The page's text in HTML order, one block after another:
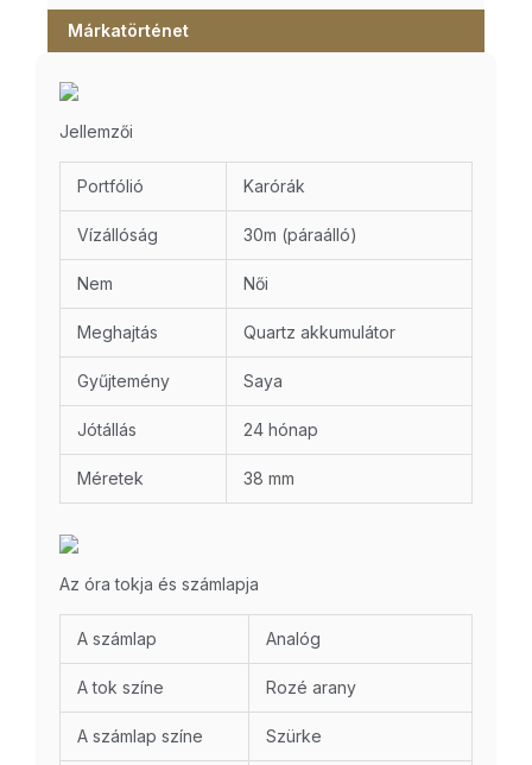
Márkatörténet
Jellemzői
Portfólió Karórák
Vízállóság 30m (páraálló)
Nem Női
Meghajtás Quartz akkumulátor
Gyűjtemény Saya
Jótállás 24 hónap
Méretek 38 mm
Az óra tokja és számlapja
A számlap Analóg
A tok színe Rozé arany
A számlap színe Szürke